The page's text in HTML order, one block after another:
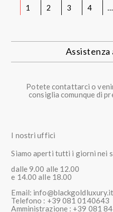
1 2 3 4
Assistenza
Potete contattarci o
consiglia comunque di
I nostri uffici
Siamo aperti tutti i giorni nei
dalle 9.00 alle 12.00
e 14.00 alle 18.00
Email: info@blackgoldluxury.it
Telefono : +39 081 0140643
Amministrazione : +39 081